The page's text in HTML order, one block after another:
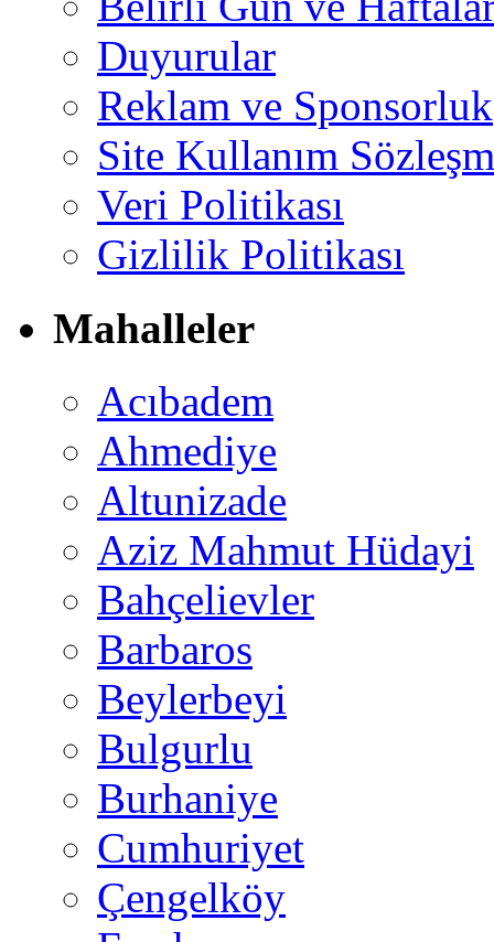
Duyurular
Reklam ve Sponsorluk
Site Kullanım
Veri Politikası
Gizlilik Politikası
Mahalleler
Acıbadem
Ahmediye
Altunizade
Aziz Mahmut Hüdayi
Bahçelievler
Barbaros
Beylerbeyi
Bulgurlu
Burhaniye
Cumhuriyet
Çengelköy